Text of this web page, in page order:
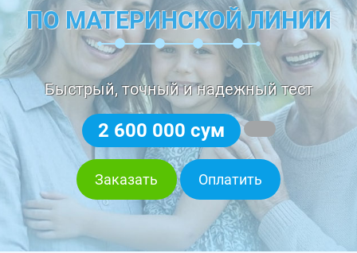
ПО МАТЕРИНСКОЙ ЛИНИИ
Быстрый, точный и надежный тест
2 600 000 сум
Заказать Оплатить